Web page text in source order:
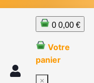
0 0,00 €
Votre
panier
×